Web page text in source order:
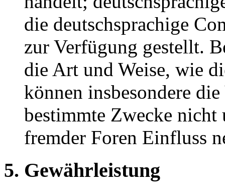
die deutschsprachige
zur Verfügung gestellt.
die Art und Weise, wie
können insbesondere
bestimmte Zwecke nicht
fremder Foren Einfluss
5. Gewährleistung